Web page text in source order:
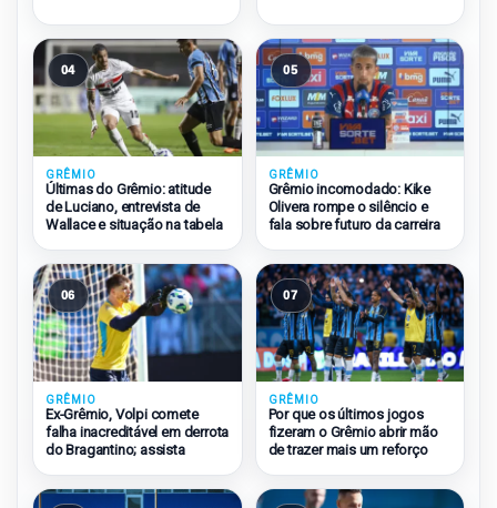
04
GRÊMIO
Últimas do Grêmio: atitude
de Luciano, entrevista de
Wallace e situação na tabela
05
GRÊMIO
Grêmio incomodado: Kike
Olivera rompe o silêncio e
fala sobre futuro da carreira
06
GRÊMIO
Ex-Grêmio, Volpi comete
falha inacreditável em derrota
do Bragantino; assista
07
GRÊMIO
Por que os últimos jogos
fizeram o Grêmio abrir mão
de trazer mais um reforço